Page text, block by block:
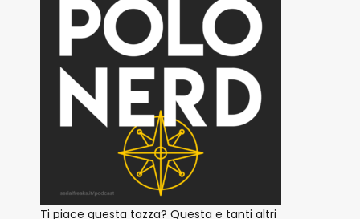
Ti piace questa tazza? Questa e tanti altri